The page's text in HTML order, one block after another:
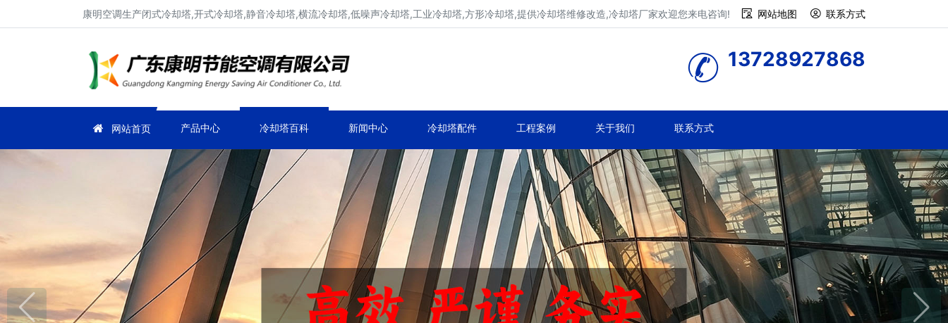
康明空调生产闭式冷却塔,开式冷却塔,静音冷却塔,横流冷却塔,低噪声冷却塔,工业冷却塔,方形冷却塔,提供冷却塔维修改造,冷却塔厂家欢迎您来电咨询! 网站地图 联系方式
13728927868
网站首页 产品中心 冷却塔百科 新闻中心 冷却塔配件 工程案例 关于我们 联系方式